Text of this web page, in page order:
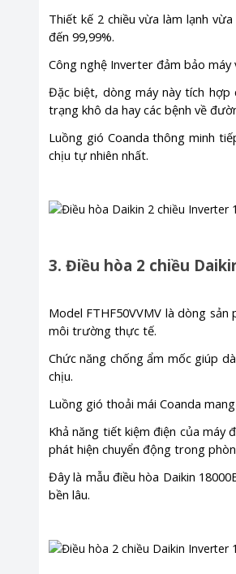
Thiết kế 2 chiều vừa làm lạnh
đến 99,99%.
Công nghệ Inverter đảm bảo máy
Đặc biệt, dòng máy này tích
trạng khô da hay các bệnh về
Luồng gió Coanda thông minh
chịu tự nhiên nhất.
3. Điều hòa 2 chiều
Model FTHF50VVMV là dòng
môi trường thực tế.
Chức năng chống ẩm mốc giúp
chịu.
Luồng gió thoải mái Coanda
Khả năng tiết kiệm điện của
phát hiện chuyển động trong
Đây là mẫu điều hòa Daikin
bền lâu.